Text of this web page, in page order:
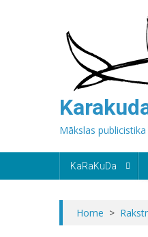
Mākslas publicistika
KaRaKuDa
Home >